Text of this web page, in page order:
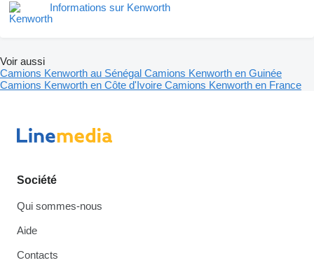
Informations sur Kenworth
Voir aussi
Camions Kenworth au Sénégal Camions Kenworth en Guinée
Camions Kenworth en Côte d'Ivoire Camions Kenworth en France
Société
Qui sommes-nous
Aide
Contacts